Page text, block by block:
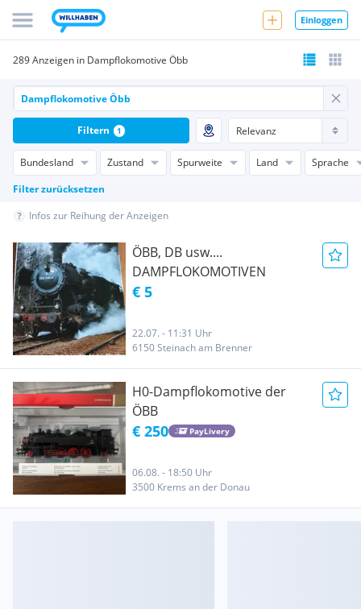
Einloggen
289 Anzeigen in Dampflokomotive Öbb
Bundesland Zustand Spurweite Land
Sprache
Filter zurücksetzen
Filtern 1
Infos zur Reihung der Anzeigen
ÖBB, DB usw....
DAMPFLOKOMOTIVEN
€ 5
22.07. - 11:31 Uhr
6150 Steinach am Brenner
H0-Dampflokomotive der
ÖBB
€ 250 PayLivery
06.08. - 18:50 Uhr
3500 Krems an der Donau